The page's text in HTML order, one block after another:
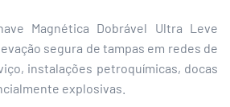
Magnética Dobrável Ultra Leve
segura de tampas em redes de
instalações petroquímicas, docas
explosivas.